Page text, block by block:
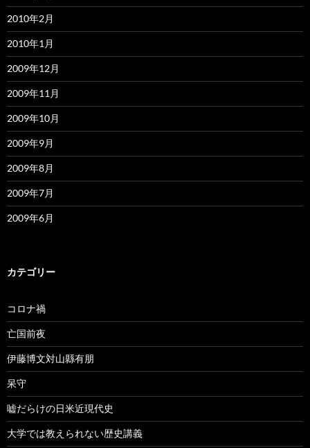
2010年2月
2010年1月
2009年12月
2009年11月
2009年10月
2009年9月
2009年8月
2009年7月
2009年6月
カテゴリー
コロナ禍
亡国前夜
伊藤博文対山縣有朋
呆守
嘘だらけの日米近現代史
大学では教えられない歴史講義